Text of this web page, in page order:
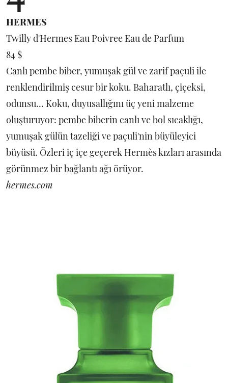
HERMES
Twilly d'Hermes Eau Poivree Eau de Parfum
84 $
Canlı pembe biber, yumuşak gül ve zarif paçuli ile
renklendirilmiş cesur bir koku. Baharatlı, çiçeksi,
odunsu… Koku, duyusallığını üç yeni malzeme
oluşturuyor: pembe biberin canlı ve bol sıcaklığı,
yumuşak gülün tazeliği ve paçuli'nin büyüleyici
büyüsü. Özleri iç içe geçerek Hermès kızları arasında
görünmez bir bağlantı ağı örüyor.
hermes.com